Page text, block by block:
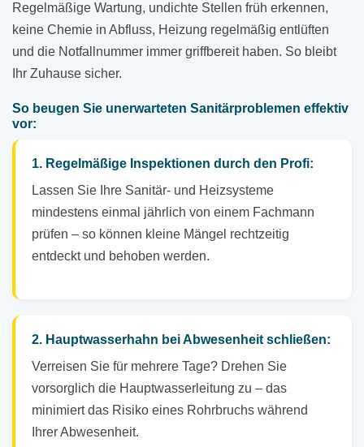
Regelmäßige Wartung, undichte Stellen früh erkennen,
keine Chemie in Abfluss, Heizung regelmäßig entlüften
und die Notfallnummer immer griffbereit haben. So bleibt
Ihr Zuhause sicher.
So beugen Sie unerwarteten Sanitärproblemen effektiv
vor:
1. Regelmäßige Inspektionen durch den Profi:
Lassen Sie Ihre Sanitär- und Heizsysteme
mindestens einmal jährlich von einem Fachmann
prüfen – so können kleine Mängel rechtzeitig
entdeckt und behoben werden.
2. Hauptwasserhahn bei Abwesenheit schließen:
Verreisen Sie für mehrere Tage? Drehen Sie
vorsorglich die Hauptwasserleitung zu – das
minimiert das Risiko eines Rohrbruchs während
Ihrer Abwesenheit.